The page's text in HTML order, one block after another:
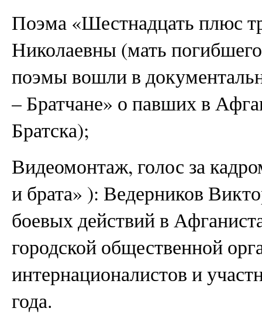
Поэма «Шестнадцать плюс
Николаевны (мать
поэмы вошли в
– Братчане» о павших в
Братска);
Видеомонтаж, голос за
и брата» ): Ведерников
боевых действий в
городской общественной
интернационалистов и
года.